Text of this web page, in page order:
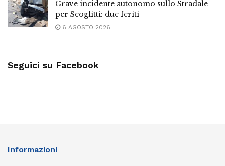
Grave incidente autonomo sullo Stradale
per Scoglitti: due feriti
6 AGOSTO 2026
Seguici su Facebook
Informazioni